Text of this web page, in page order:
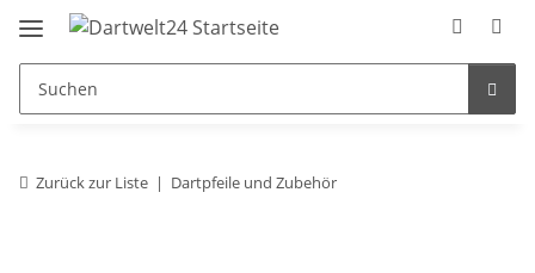
Zurück zur Liste Dartpfeile und Zubehör